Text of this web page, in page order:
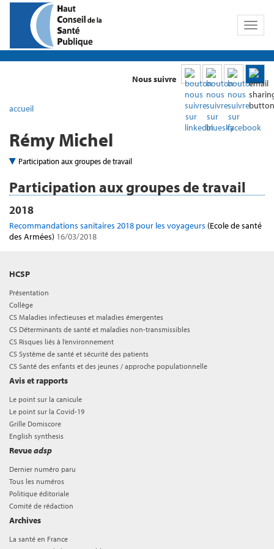
Toggle
Nous suivre
accueil
Rémy Michel
Participation aux groupes de travail
Participation aux groupes de travail
2018
Recommandations sanitaires 2018 pour les voyageurs (Ecole de santé
des Armées) 16/03/2018
HCSP
Présentation
Collège
CS Maladies infectieuses et maladies émergentes
CS Déterminants de santé et maladies non-transmissibles
CS Risques liés à l’environnement
CS Système de santé et sécurité des patients
CS Santé des enfants et des jeunes / approche populationnelle
Avis et rapports
Le point sur la canicule
Le point sur la Covid-19
Grille Domiscore
English synthesis
Revueadsp
Dernier numéro paru
Tous les numéros
Politique éditoriale
Comité de rédaction
Archives
La santé en France